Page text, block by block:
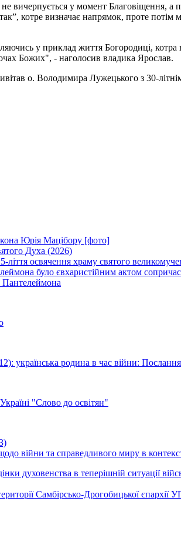
вичерпується у момент Благовіщення,
котре визначає напрямок, проте
у приклад життя Богородиці,
Божих", - наголосив владика Ярослав.
о. Володимира Лужецького з 30-
Юрія Мацібору [фото]
Духа (2026)
ліття освячення храму святого
було євхаристійним актом
Пантелеймона
українська родина в час війни:
"Слово до освітян"
війни та справедливого миру в
духовенства в теперішній ситуації
Самбірсько-Дрогобицької єпархії